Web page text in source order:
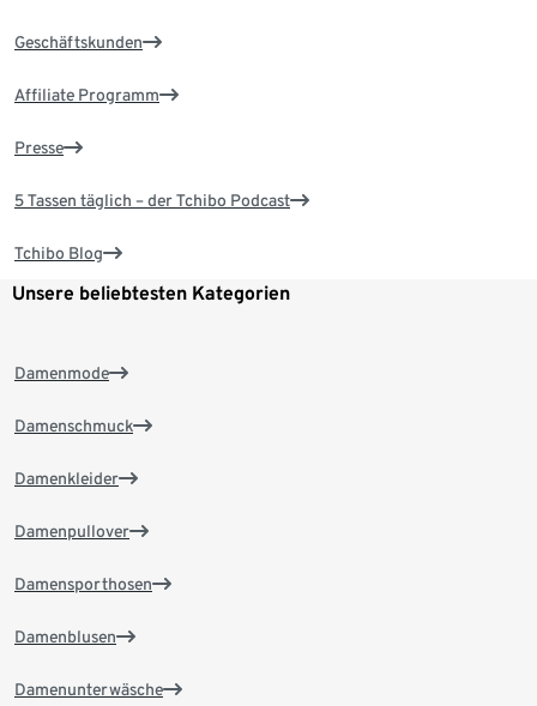
Geschäftskunden
Affiliate Programm
Presse
5 Tassen täglich – der Tchibo Podcast
Tchibo Blog
Unsere beliebtesten Kategorien
Damenmode
Damenschmuck
Damenkleider
Damenpullover
Damensporthosen
Damenblusen
Damenunterwäsche